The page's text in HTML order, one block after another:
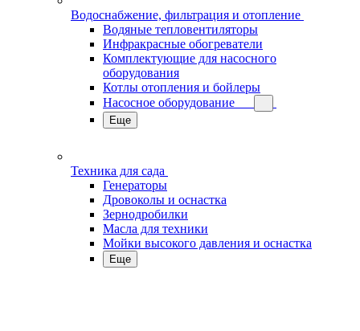
Водоснабжение, фильтрация и отопление
Водяные тепловентиляторы
Инфракрасные обогреватели
Комплектующие для насосного
оборудования
Котлы отопления и бойлеры
Насосное оборудование
Еще
Техника для сада
Генераторы
Дровоколы и оснастка
Зернодробилки
Масла для техники
Мойки высокого давления и оснастка
Еще